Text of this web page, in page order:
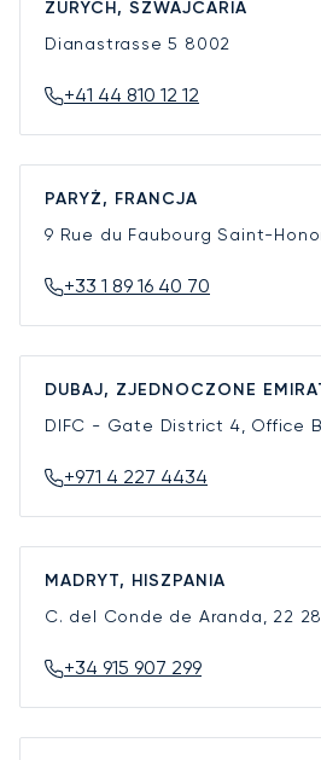
ZURYCH, SZWAJCARIA
Dianastrasse 5 8002
+41 44 810 12 12
PARYŻ, FRANCJA
9 Rue du Faubourg Saint-
+33 1 89 16 40 70
DUBAJ, ZJEDNOCZONE
DIFC - Gate District 4, Office
+971 4 227 4434
MADRYT, HISZPANIA
C. del Conde de Aranda, 22
+34 915 907 299